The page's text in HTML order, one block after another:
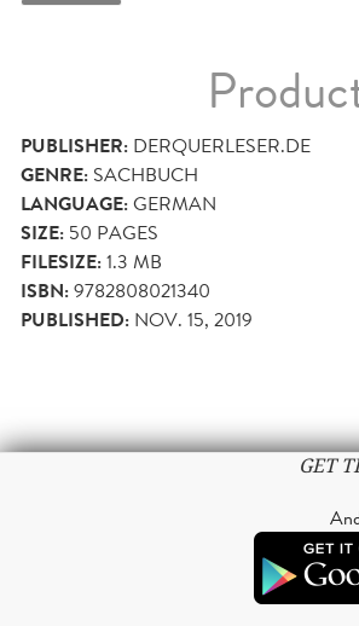
PUBLISHER: DERQUERLESER.DE
GENRE: SACHBUCH
LANGUAGE:GERMAN
SIZE: 50 PAGES
FILESIZE:1.3 MB
ISBN:9782808021340
PUBLISHED: NOV. 15, 2019
GET